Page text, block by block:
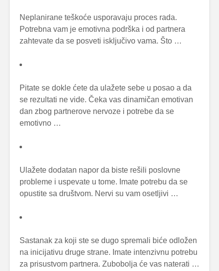
Neplanirane teškoće usporavaju proces rada.
Potrebna vam je emotivna podrška i od partnera
zahtevate da se posveti isključivo vama. Što …
Pitate se dokle ćete da ulažete sebe u posao a da
se rezultati ne vide. Čeka vas dinamičan emotivan
dan zbog partnerove nervoze i potrebe da se
emotivno …
Ulažete dodatan napor da biste rešili poslovne
probleme i uspevate u tome. Imate potrebu da se
opustite sa društvom. Nervi su vam osetljivi …
Sastanak za koji ste se dugo spremali biće odložen
na inicijativu druge strane. Imate intenzivnu potrebu
za prisustvom partnera. Zubobolja će vas naterati …